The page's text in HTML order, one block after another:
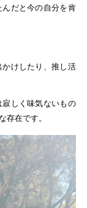
だと今の自分を肯
けしたり、推し活
しく味気ないもの
存在です。